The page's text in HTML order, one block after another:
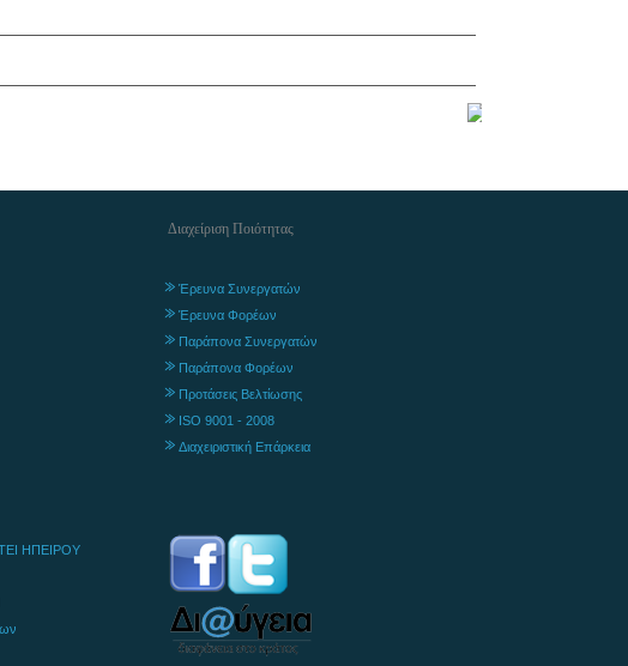
ΤΕΙ ΗΠΕΙΡΟΥ
Διαχείριση Ποιότητας
Έρευνα Συνεργατών
Έρευνα Φορέων
Παράπονα Συνεργατών
Παράπονα Φορέων
Προτάσεις Βελτίωσης
ISO 9001 - 2008
Διαχειριστική Επάρκεια